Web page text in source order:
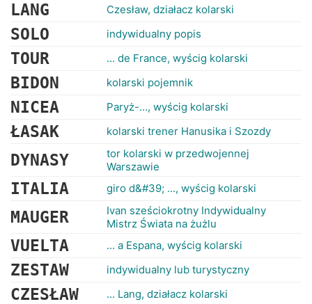
LANG Czesław, działacz kolarski
SOLO indywidualny popis
TOUR ... de France, wyścig kolarski
BIDON kolarski pojemnik
NICEA Paryż-..., wyścig kolarski
ŁASAK kolarski trener Hanusika i Szozdy
DYNASY
tor kolarski w przedwojennej
Warszawie
ITALIA giro d&#39; ..., wyścig kolarski
MAUGER
Ivan sześciokrotny Indywidualny
Mistrz Świata na żużlu
VUELTA ... a Espana, wyścig kolarski
ZESTAW indywidualny lub turystyczny
CZESŁAW ... Lang, działacz kolarski